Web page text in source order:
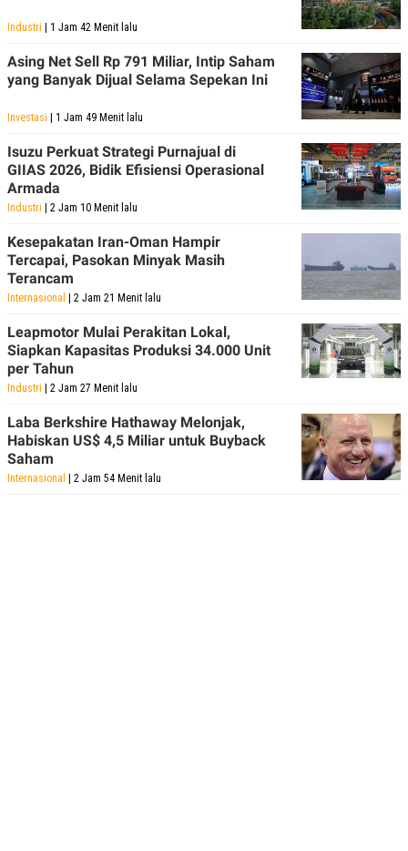
Industri | 1 Jam 42 Menit lalu
Asing Net Sell Rp 791 Miliar, Intip Saham
yang Banyak Dijual Selama Sepekan Ini
Investasi | 1 Jam 49 Menit lalu
Isuzu Perkuat Strategi Purnajual di
GIIAS 2026, Bidik Efisiensi Operasional
Armada
Industri | 2 Jam 10 Menit lalu
Kesepakatan Iran-Oman Hampir
Tercapai, Pasokan Minyak Masih
Terancam
Internasional | 2 Jam 21 Menit lalu
Leapmotor Mulai Perakitan Lokal,
Siapkan Kapasitas Produksi 34.000 Unit
per Tahun
Industri | 2 Jam 27 Menit lalu
Laba Berkshire Hathaway Melonjak,
Habiskan US$ 4,5 Miliar untuk Buyback
Saham
Internasional | 2 Jam 54 Menit lalu